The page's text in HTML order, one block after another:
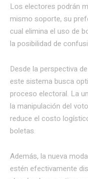
Los electores podrán
mismo soporte, su
cual elimina el uso de
la posibilidad de
Desde la perspectiva
este sistema busca
proceso electoral. La
la manipulación del
reduce el costo
boletas.
Además, la nueva
estén efectivamente